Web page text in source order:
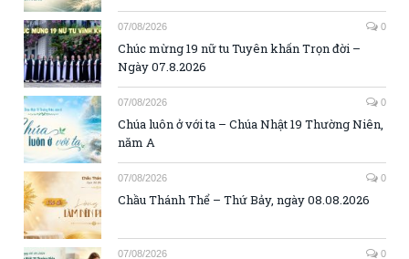
07/08/2026 0
Chúc mừng 19 nữ tu Tuyên khấn Trọn đời –
Ngày 07.8.2026
07/08/2026 0
Chúa luôn ở với ta – Chúa Nhật 19 Thường Niên,
năm A
07/08/2026 0
Chầu Thánh Thể – Thứ Bảy, ngày 08.08.2026
07/08/2026 0